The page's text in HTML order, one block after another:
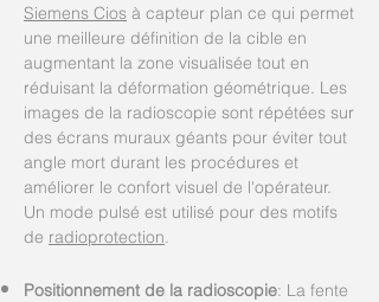
Siemens Cios à capteur plan ce qui permet
une meilleure définition de la cible en
augmentant la zone visualisée tout en
réduisant la déformation géométrique. Les
images de la radioscopie sont répétées sur
des écrans muraux géants pour éviter tout
angle mort durant les procédures et
améliorer le confort visuel de l'opérateur.
Un mode pulsé est utilisé pour des motifs
de radioprotection.
Positionnement de la radioscopie: La fente